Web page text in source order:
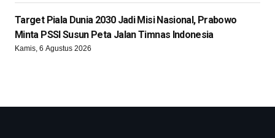
Target Piala Dunia 2030 Jadi Misi Nasional, Prabowo
Minta PSSI Susun Peta Jalan Timnas Indonesia
Kamis, 6 Agustus 2026